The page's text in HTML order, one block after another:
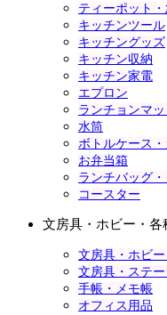
ティーポット
キッチンツール
キッチングッズ
キッチン収納
キッチン家電
エプロン
ランチョンマ
水筒
ボトルケース
お弁当箱
ランチバッグ・
コースター
文房具・ホビー・各
文房具・ホビ
文房具・ステ
手帳・メモ帳
オフィス用品